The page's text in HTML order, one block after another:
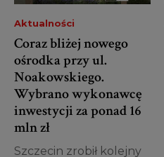
Aktualności
Coraz bliżej nowego
ośrodka przy ul.
Noakowskiego.
Wybrano wykonawcę
inwestycji za ponad 16
mln zł
Szczecin zrobił kolejny